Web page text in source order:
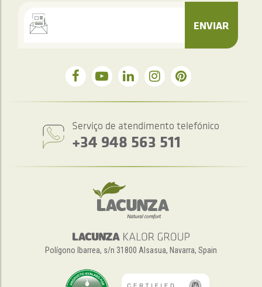
ENVIAR
Serviço de atendimento telefónico
+34 948 563 511
Polígono Ibarrea, s/n 31800 Alsasua, Navarra, Spain